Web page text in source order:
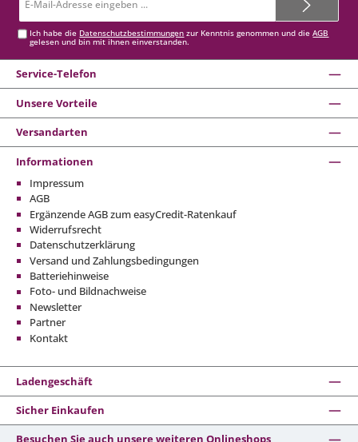
Mail-
Ich habe die Datenschutzbestimmungen zur Kenntnis genommen und dieAGB
gelesen und bin mit ihnen einverstanden.
Service-Telefon
Unsere Vorteile
Versandarten
Informationen
Impressum
AGB
Ergänzende AGB zum easyCredit-Ratenkauf
Widerrufsrecht
Datenschutzerklärung
Versand und Zahlungsbedingungen
Batteriehinweise
Foto- und Bildnachweise
Newsletter
Partner
Kontakt
Ladengeschäft
Sicher Einkaufen